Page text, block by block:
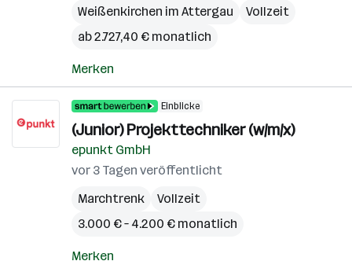
Weißenkirchen im Attergau
Vollzeit
ab 2.727,40 € monatlich
Merken
Einblicke
(Junior) Projekttechniker (w/m/x)
epunkt GmbH
vor 3 Tagen veröffentlicht
Marchtrenk
Vollzeit
3.000 € – 4.200 € monatlich
Merken